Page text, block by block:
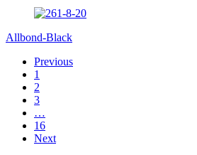
Allbond-Black
Previous
1
2
3
…
16
Next